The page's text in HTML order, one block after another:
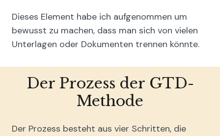
Dieses Element habe ich aufgenommen um
bewusst zu machen, dass man sich von vielen
Unterlagen oder Dokumenten trennen könnte.
Der Prozess der GTD-
Methode
Der Prozess besteht aus vier Schritten, die